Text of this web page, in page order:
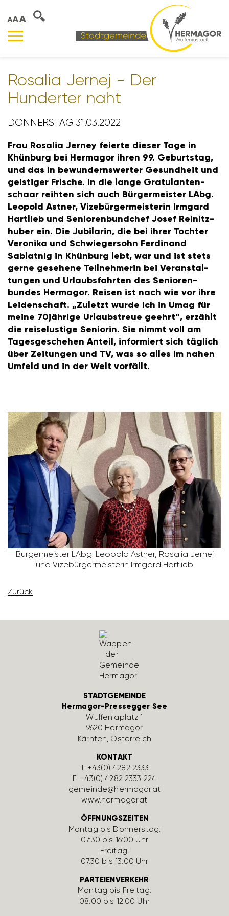
AAA
Rosalia Jernej - Der
Hunderter naht
DONNERSTAG 31.03.2022
Frau Rosalia Jerney feierte dieser Tage in
Khün­burg bei Hermagor ihren 99. Geburtstag,
und das in bewun­derns­werter Gesund­heit und
geis­tiger Frische. In die lange Gratu­lan­ten­
schaar reihten sich auch Bürger­meister LAbg.
Leopold Astner, Vize­bür­ger­meis­terin Irmgard
Hart­lieb und Senio­ren­bund­chef Josef Reinitz­
huber ein. Die Jubi­larin, die bei ihrer Tochter
Vero­nika und Schwie­ger­sohn Ferdi­nand
Sablatnig in Khün­burg lebt, war und ist stets
gerne gese­hene Teil­neh­merin bei Veran­stal­
tungen und Urlaubs­fahrten des Senio­ren­
bundes Hermagor. Reisen ist nach wie vor ihre
Leiden­schaft. „Zuletzt wurde ich in Umag für
meine 70jäh­rige Urlaub­s­treue geehrt“, erzählt
die reise­lus­tige Seniorin. Sie nimmt voll am
Tages­ge­schehen Anteil, infor­miert sich täglich
über Zeitungen und TV, was so alles im nahen
Umfeld und in der Welt vorfällt.
Bürger­meister LAbg. Leopold Astner, Rosalia Jernej
und Vize­bür­ger­meis­terin Irmgard Hart­lieb
Zurück
STADTGEMEINDE
Hermagor-Pressegger See
Wulfe­nia­platz 1
9620 Hermagor
Kärnten, Öster­reich
KONTAKT
T:+43(0) 4282 2333
F: +43(0) 4282 2333 224
gemeinde@hermagor.at
www.hermagor.at
ÖFFNUNGSZEITEN
Montag bis Donnerstag:
07:30 bis 16:00 Uhr
Freitag:
07:30 bis 13:00 Uhr
PARTEIENVERKEHR
Montag bis Freitag:
08:00 bis 12:00 Uhr